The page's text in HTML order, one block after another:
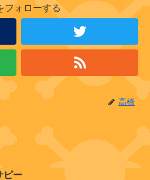
フォローする
高橋
ピー